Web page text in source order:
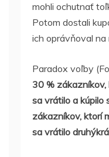
mohli ochutnať
Potom dostali
ich oprávňoval na
Paradox voľby
30 %
sa vrátilo a kúpilo
zákazníkov, ktorí
sa vrátilo